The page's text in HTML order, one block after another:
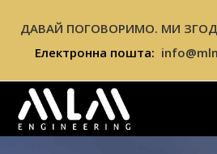
ДАВАЙ ПОГОВОРИМО. МИ
Електронна пошта: